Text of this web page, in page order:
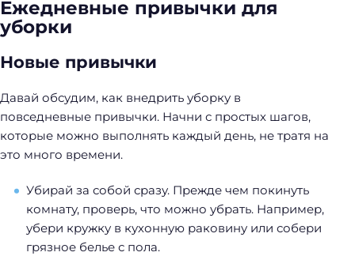
Ежедневные привычки для
уборки
Новые привычки
Давай обсудим, как внедрить уборку в
повседневные привычки. Начни с простых шагов,
которые можно выполнять каждый день, не тратя на
это много времени.
Убирай за собой сразу. Прежде чем покинуть
комнату, проверь, что можно убрать. Например,
убери кружку в кухонную раковину или собери
грязное белье с пола.